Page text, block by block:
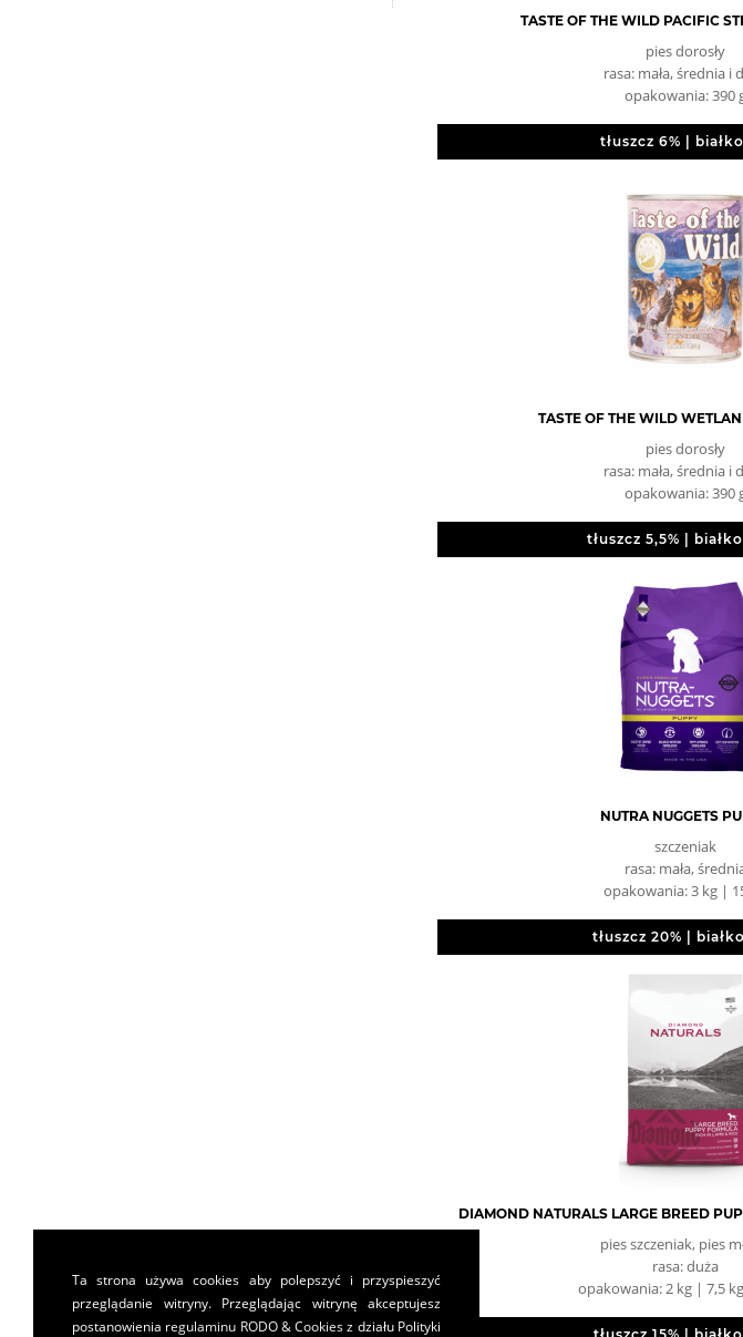
TASTE OF THE WILD PACIFIC
pies dorosły
rasa: mała, średnia i
opakowania: 390
tłuszcz 6% |
TASTE OF THE WILD
pies dorosły
rasa: mała, średnia i
opakowania: 390
tłuszcz 5,5% |
NUTRA NUGGETS
szczeniak
rasa: mała,
opakowania: 3 kg |
tłuszcz 20% |
DIAMOND NATURALS LARGE BREED
pies szczeniak, pies
rasa: duża
opakowania: 2 kg | 7,5
Ta strona używa cookies aby polepszyć i przyspieszyć
przeglądanie witryny. Przeglądając witrynę akceptujesz
postanowienia regulaminu RODO & Cookiesz działu Polityki